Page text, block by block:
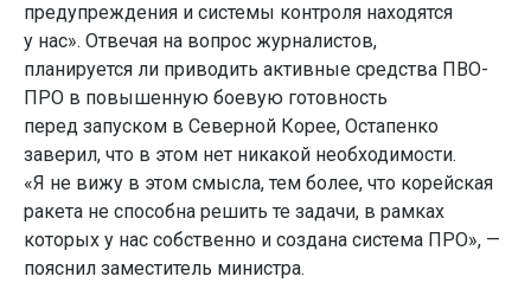
предупреждения и системы контроля находятся
у нас». Отвечая на вопрос журналистов,
планируется ли приводить активные средства ПВО-
ПРО в повышенную боевую готовность
перед запуском в Северной Корее, Остапенко
заверил, что в этом нет никакой необходимости.
«Я не вижу в этом смысла, тем более, что корейская
ракета не способна решить те задачи, в рамках
которых у нас собственно и создана система ПРО», —
пояснил заместитель министра.